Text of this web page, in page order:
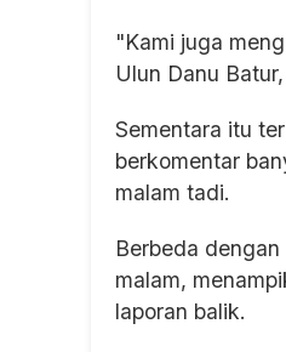
"Kami juga
Ulun Danu
Sementara itu
berkomentar
malam tadi.
Berbeda
malam,
laporan balik.